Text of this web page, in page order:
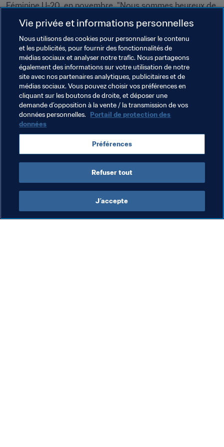
Féminine U-20, en novembre. "Nous sommes heureux de
voir le programme FIFA 11 pour la Santé se mettre en
place à l’échelle nationale avec le soutien de la
Fédération papouasienne de football et du
gouvernement", se félicite le Professeur Jiri Dvorak,
Médecin-chef de la FIFA, qui s’est rendu dans le pays en
février et mai derniers.
Thèmes en lien
Fondation FIFA Compétitions FIFA
Papua New Guinea OFC
Vie privée et informations personnelles
Nous utilisons des cookies pour personnaliser le contenu
et les publicités, pour fournir des fonctionnalités de
médias sociaux et analyser notre trafic. Nous partageons
également des informations sur votre utilisation de notre
site avec nos partenaires analytiques, publicitaires et de
médias sociaux. Vous pouvez choisir vos préférences en
cliquant sur les boutons de droite, et déposer une
demande d’opposition à la vente / la transmission de vos
données personnelles. Portail de protection des
données
Préférences
Refuser tout
J’accepte